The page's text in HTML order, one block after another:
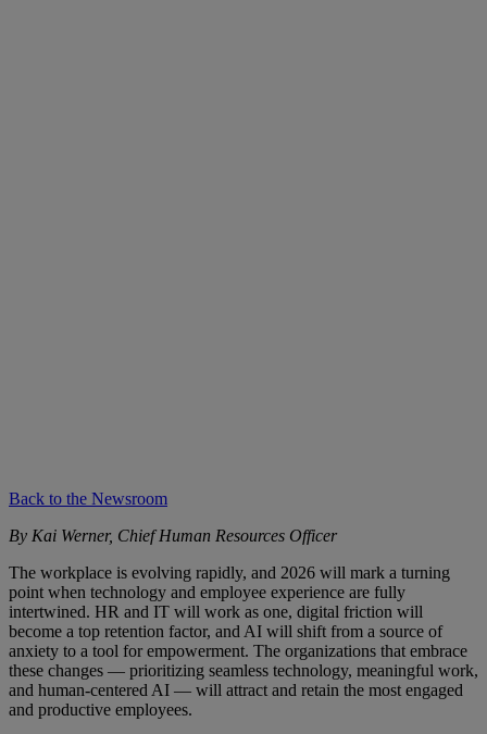
Back to the Newsroom
By Kai Werner, Chief Human Resources Officer
The workplace is evolving rapidly, and 2026 will mark a turning
point when technology and employee experience are fully
intertwined. HR and IT will work as one, digital friction will
become a top retention factor, and AI will shift from a source of
anxiety to a tool for empowerment. The organizations that embrace
these changes — prioritizing seamless technology, meaningful work,
and human-centered AI — will attract and retain the most engaged
and productive employees.